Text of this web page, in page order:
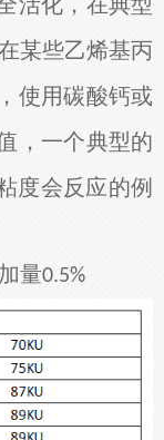
活化，在典型
某些乙烯基丙
使用碳酸钙或
，一个典型的
度会反应的例
量0.5%